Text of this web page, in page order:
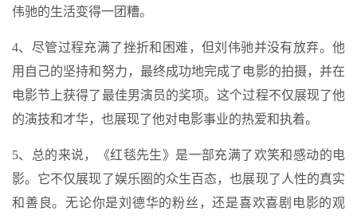
伟驰的生活变得一团糟。
4、尽管过程充满了挫折和困难，但刘伟驰并没有放弃。他
用自己的坚持和努力，最终成功地完成了电影的拍摄，并在
电影节上获得了最佳男演员的奖项。这个过程不仅展现了他
的演技和才华，也展现了他对电影事业的热爱和执着。
5、总的来说，《红毯先生》是一部充满了欢笑和感动的电
影。它不仅展现了娱乐圈的众生百态，也展现了人性的真实
和善良。无论你是刘德华的粉丝，还是喜欢喜剧电影的观